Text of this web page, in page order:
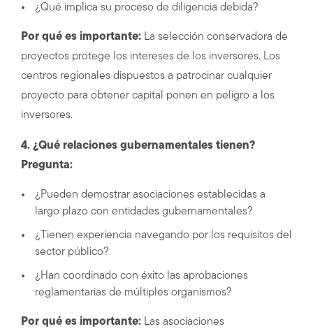
¿Qué implica su proceso de diligencia debida?
Por qué es importante:La selección conservadora de
proyectos protege los intereses de los inversores. Los
centros regionales dispuestos a patrocinar cualquier
proyecto para obtener capital ponen en peligro a los
inversores.
4. ¿Qué relaciones gubernamentales tienen?
Pregunta:
¿Pueden demostrar asociaciones establecidas a
largo plazo con entidades gubernamentales?
¿Tienen experiencia navegando por los requisitos del
sector público?
¿Han coordinado con éxito las aprobaciones
reglamentarias de múltiples organismos?
Por qué es importante:Las asociaciones